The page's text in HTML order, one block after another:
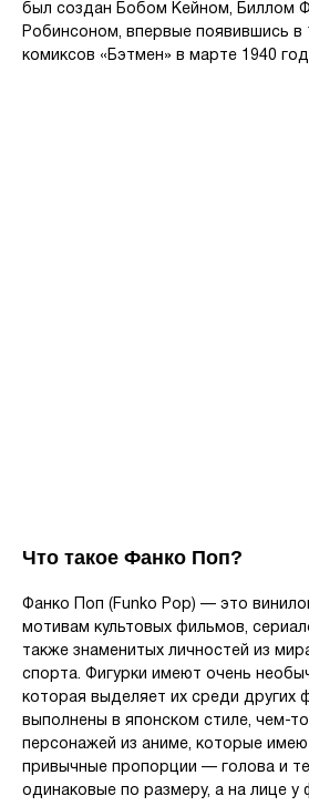
был создан Бобом Кейном, Биллом
Робинсоном, впервые появившись в
комиксов «Бэтмен» в марте 1940
Что такое Фанко Поп?
Фанко Поп (Funko Pop) — это
мотивам культовых фильмов,
также знаменитых личностей из
спорта. Фигурки имеют очень
которая выделяет их среди других
выполнены в японском стиле, чем-
персонажей из аниме, которые
привычные пропорции — голова и
одинаковые по размеру, а на лице у